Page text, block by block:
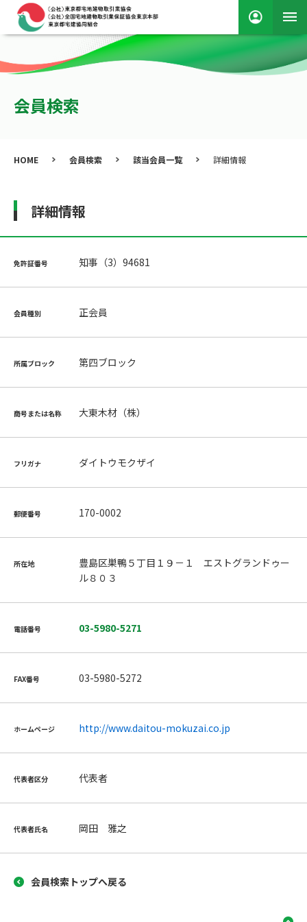
会員検索
HOME 会員検索 該当会員一覧 詳細情報
詳細情報
免許証番号 知事（3）94681
会員種別 正会員
所属ブロック 第四ブロック
商号または名称 大東木材（株）
フリガナ ダイトウモクザイ
郵便番号 170-0002
所在地
豊島区巣鴨５丁目１９－１ エストグランドゥー
ル８０３
電話番号 03-5980-5271
FAX番号 03-5980-5272
ホームページ http://www.daitou-mokuzai.co.jp
代表者区分 代表者
代表者氏名 岡田 雅之
会員検索トップへ戻る